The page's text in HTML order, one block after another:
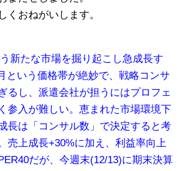
くおねがいします。
新たな市場を掘り起こし急成長す
という価格帯が絶妙で、戦略コンサ
るし、派遣会社が担うにはプロフェ
参入が難しい。恵まれた市場環境下
長は「コンサル数」で決定すると考
売上成長+30%に加え、利益率向上
だが、今週末(12/13)に期末決算